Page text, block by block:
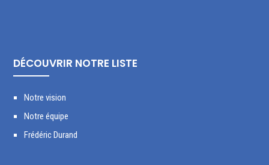
DÉCOUVRIR NOTRE LISTE
Notre vision
Notre équipe
Frédéric Durand